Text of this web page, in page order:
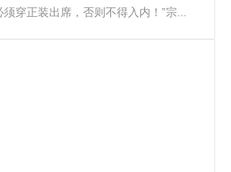
穿正装出席，否则不得入内！”宗...